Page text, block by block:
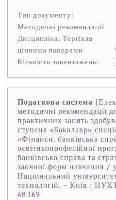
Тип документу:
Методичні рекомендації
Дисципліна: Торгівля
цінними паперами
Кількість завантажень:
Податкова система
методичні рекомендації
практичних занять
ступеня «Бакалавр»
«Фінанси, банківська
освітньопрофесійної
банківська справа та
заочної форм навчання /
Національний
технологій. – Київ :
48.169